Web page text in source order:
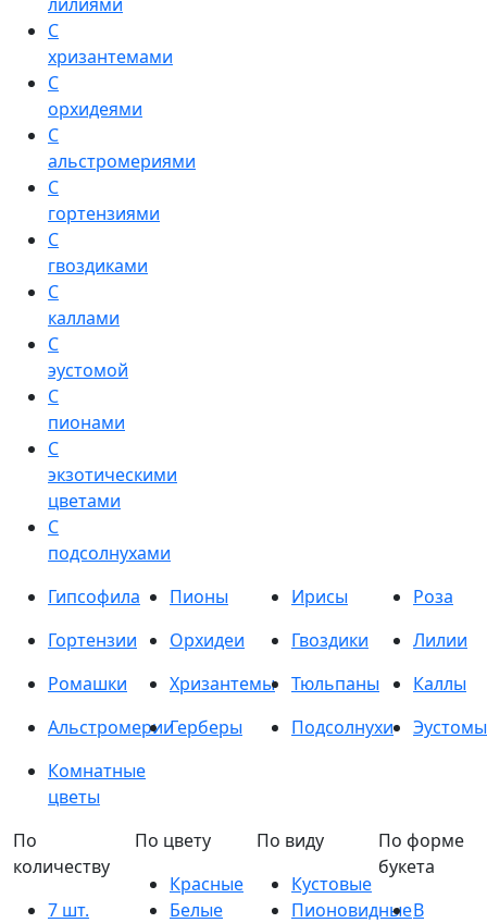
С
хризантемами
С
орхидеями
С
альстромериями
С
гортензиями
С
гвоздиками
С
каллами
С
эустомой
С
пионами
С
экзотическими
цветами
С
подсолнухами
Гипсофила Пионы Ирисы
Роза
Гортензии
Орхидеи Гвоздики
Лилии
Ромашки
Хризантемы Тюльпаны
Каллы
АльстромерииГерберы Подсолнухи
Эустомы
Комнатные
цветы
По
количеству
7 шт.
По цвету
Красные
Белые
По виду
Кустовые
Пионовидные
По форме
букета
В